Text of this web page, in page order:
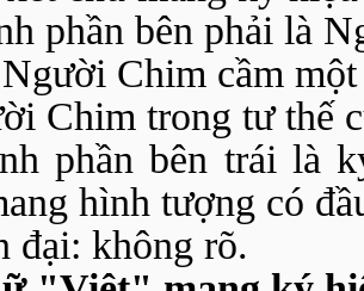
phần bên phải là
Chim cầm
Chim trong tư thế
phần bên trái là
hình tượng có
đại: không rõ.